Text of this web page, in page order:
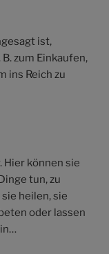
ist,
zum Einkaufen,
ins Reich zu
Hier können sie
tun, zu
heilen, sie
oder lassen